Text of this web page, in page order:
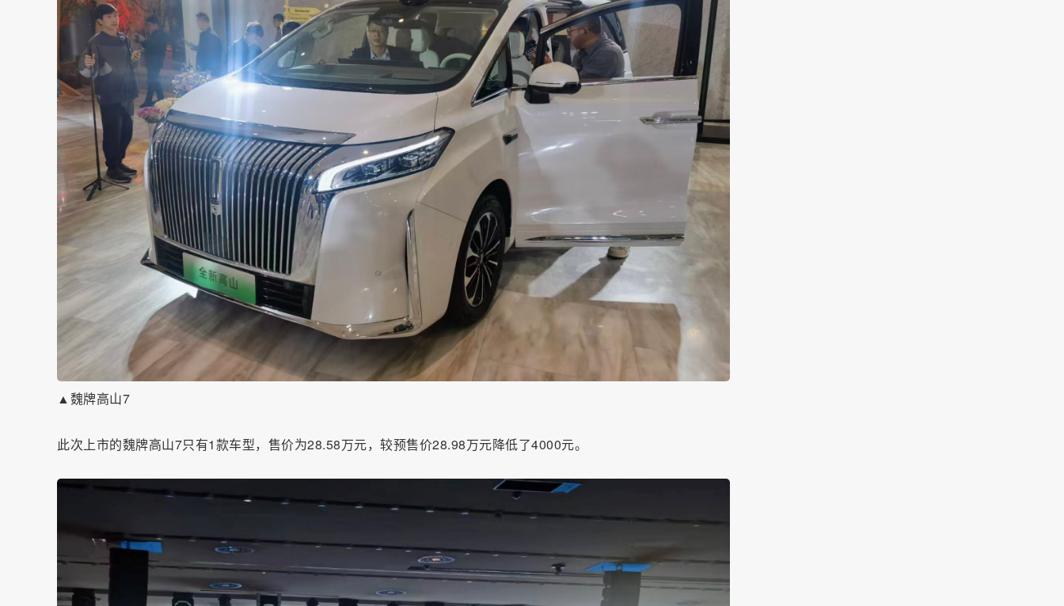
▲魏牌高山7
此次上市的魏牌高山7只有1款车型，售价为28.58万元，较预售价28.98万元降低了4000元。